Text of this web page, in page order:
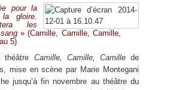
pour la
gloire.
les
» (Camille, Camille, Camille,
5)
théâtre Camille, Camille, Camille de
mise en scène par Marie Montegani
jusqu’à fin novembre au théâtre du